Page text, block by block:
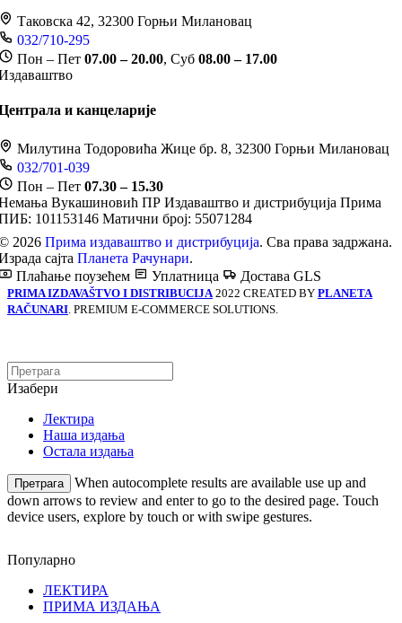
Таковска 42, 32300 Горњи Милановац
032/710-295
Пон – Пет 07.00 – 20.00, Суб 08.00 – 17.00
и канцеларије
Милутина Тодоровића Жице бр. 8, 32300 Горњи Милановац
032/701-039
Пон – Пет 07.30 – 15.30
Вукашиновић ПР Издаваштво и дистрибуција Прима
101153146 Матични број: 55071284
2026 Прима издаваштво и дистрибуција. Сва права задржана.
сајта Планета Рачунари.
Плаћање поузећем
Уплатница Достава GLS
PRIMA IZDAVAŠTVO I DISTRIBUCIJA 2022 CREATED BY PLANETA
RAČUNARI . PREMIUM E-COMMERCE SOLUTIONS.
Изабери
Лектира
Наша издања
Остала издања
Претрага
When autocomplete results are available use up and
down arrows to review and enter to go to the desired page. Touch
device users, explore by touch or with swipe gestures.
Популарно
ЛЕКТИРА
ПРИМА ИЗДАЊА